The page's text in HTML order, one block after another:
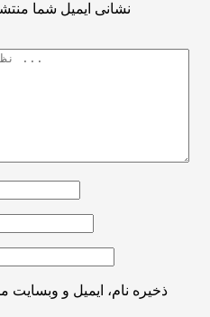
نشانی ایمیل شما
ذخیره نام، ایمیل و